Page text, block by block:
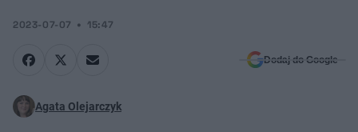
2023-07-07 15:47
Dodaj do Google
Agata Olejarczyk